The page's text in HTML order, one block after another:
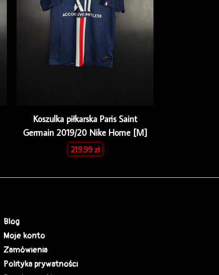
Koszulka piłkarska Paris Saint
Germain 2019/20 Nike Home [M]
219.99zł
Blog
Moje konto
Zamówienia
Polityka prywatności